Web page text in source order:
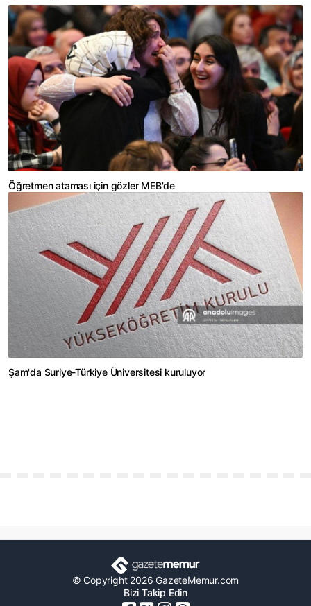
Öğretmen ataması için gözler MEB'de
Şam'da Suriye-Türkiye Üniversitesi kuruluyor
© Copyright 2026 GazeteMemur.com
Bizi Takip Edin